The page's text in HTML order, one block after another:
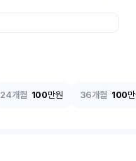
24개월 100만원 36개월 100